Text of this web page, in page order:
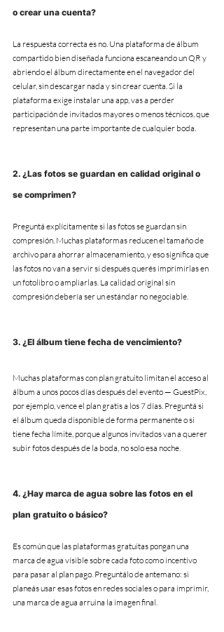
o crear una cuenta?
La respuesta correcta es no. Una plataforma de álbum
compartido bien diseñada funciona escaneando un QR y
abriendo el álbum directamente en el navegador del
celular, sin descargar nada y sin crear cuenta. Si la
plataforma exige instalar una app, vas a perder
participación de invitados mayores o menos técnicos, que
representan una parte importante de cualquier boda.
2. ¿Las fotos se guardan en calidad original o
se comprimen?
Preguntá explícitamente si las fotos se guardan sin
compresión. Muchas plataformas reducen el tamaño de
archivo para ahorrar almacenamiento, y eso significa que
las fotos no van a servir si después querés imprimirlas en
un fotolibro o ampliarlas. La calidad original sin
compresión debería ser un estándar no negociable.
3. ¿El álbum tiene fecha de vencimiento?
Muchas plataformas con plan gratuito limitan el acceso al
álbum a unos pocos días después del evento — GuestPix,
por ejemplo, vence el plan gratis a los 7 días. Preguntá si
el álbum queda disponible de forma permanente o si
tiene fecha límite, porque algunos invitados van a querer
subir fotos después de la boda, no solo esa noche.
4. ¿Hay marca de agua sobre las fotos en el
plan gratuito o básico?
Es común que las plataformas gratuitas pongan una
marca de agua visible sobre cada foto como incentivo
para pasar al plan pago. Preguntálo de antemano: si
planeás usar esas fotos en redes sociales o para imprimir,
una marca de agua arruina la imagen final.